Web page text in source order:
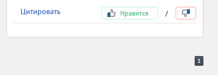
Цитировать Нравится /
1